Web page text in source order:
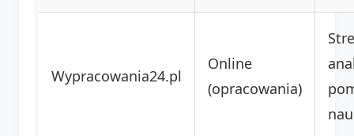
Wypracowania24.pl
Online
(opracowania)